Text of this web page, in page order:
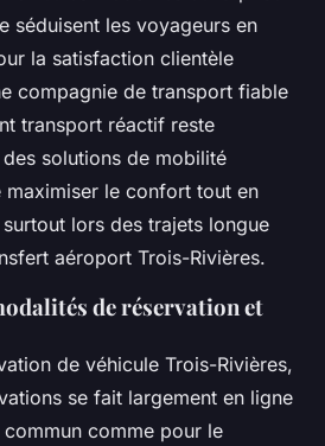
séduisent les voyageurs en
la satisfaction clientèle
compagnie de transport fiable
transport réactif reste
solutions de mobilité
maximiser le confort tout en
surtout lors des trajets longue
aéroport Trois-Rivières.
de réservation et
de véhicule Trois-Rivières,
se fait largement en ligne
comme pour le